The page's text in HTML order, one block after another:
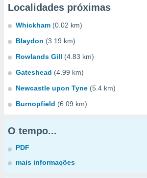
Localidades próximas
Whickham (0.02 km)
Blaydon (3.19 km)
Rowlands Gill (4.83 km)
Gateshead (4.99 km)
Newcastle upon Tyne (5.4 km)
Burnopfield (6.09 km)
O tempo...
PDF
mais informações